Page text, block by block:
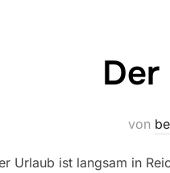
von
Urlaub ist langsam in